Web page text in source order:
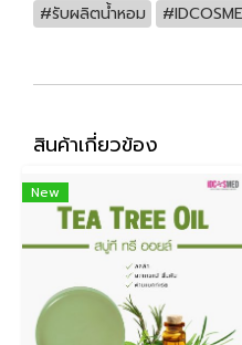
#รับผลิตน้ำหอม
สินค้าเกี่ยวข้อง
New